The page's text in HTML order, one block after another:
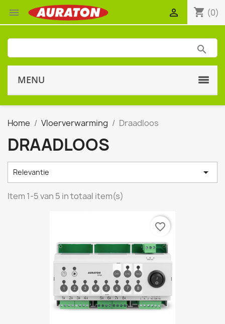
 shopping_cart (0)

MENU
Home Vloerverwarming Draadloos
DRAADLOOS
Relevantie 
Item 1-5 van 5 in totaal item(s)
favorite_border